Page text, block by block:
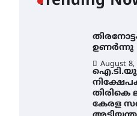
August 9,
ഉണർന്നു
August 8,
ഐ.ടി.യു.
തിരികെ
കേരള